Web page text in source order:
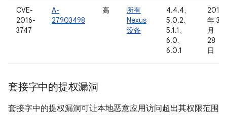
CVE-
2016-
3747
A-
27903498
高
所有
Nexus
设备
4.4.4、
5.0.2、
5.1.1、
6.0、
6.0.1
2016
年 3
月
28
日
套接字中的提权漏洞
套接字中的提权漏洞可让本地恶意应用访问超出其权限范围